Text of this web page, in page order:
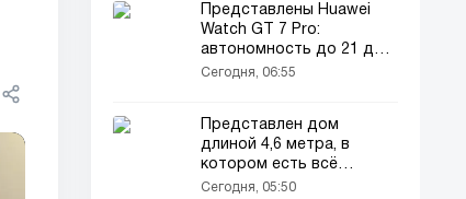
Представлены Huawei
Watch GT 7 Pro:
автономность до 21 дня
и новые функции
Сегодня, 06:55
Представлен дом
длиной 4,6 метра, в
котором есть всё
необходимое
Сегодня, 05:50